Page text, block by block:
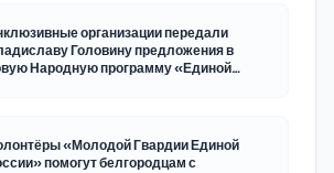
организации передали
Головину предложения в
Народную программу «Единой
«Молодой Гвардии Единой
помогут белгородцам с